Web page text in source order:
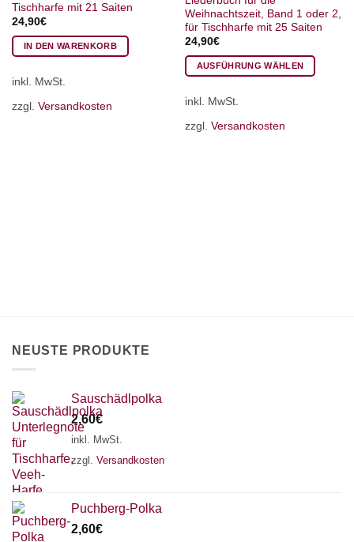
Tischharfe mit 21 Saiten
24,90€
IN DEN WARENKORB
inkl. MwSt.
zzgl. Versandkosten
Weihnachtszeit, Band 1 oder 2,
für Tischharfe mit 25 Saiten
24,90€
AUSFÜHRUNG WÄHLEN
Produkt
mehrere
inkl. MwSt.
zzgl. Versandkosten
NEUSTE PRODUKTE
Sauschädlpolka
2,60€
inkl. MwSt.
zzgl. Versandkosten
Puchberg-Polka
2,60€